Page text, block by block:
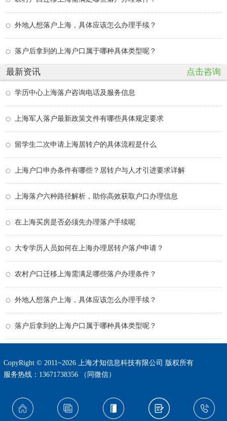
外地人想落户上海，具体应该怎么办理手续？
落户后拿到的上海户口属于哪种具体类型呢？
最新资讯 点击咨询
学历中心上海落户咨询电话及服务信息
上海军人落户最新政策文件有哪些具体规定要求
留学生二次申请上海居转户的具体流程是什么
上海户口申办条件有哪些？居转户与人才引进要求详解
上海落户六种路径解析，助你高效获取户口办理信息
在上海买房是否必须先办理落户手续呢
大专学历人员如何在上海办理居转户落户申请？
农村户口迁移上海需满足哪些落户办理条件？
外地人想落户上海，具体应该怎么办理手续？
落户后拿到的上海户口属于哪种具体类型呢？
CopyRight © 2011~2026 上海才知信息科技有限公司 版权所有
服务热线：13671738356 （同微信）